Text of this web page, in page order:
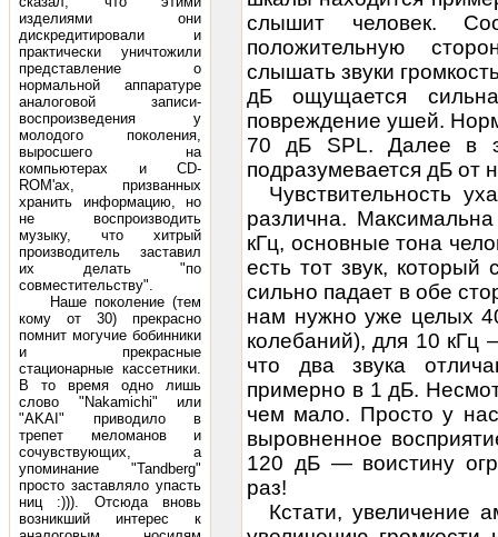
изделиями они
дискредитировали и
практически уничтожили
представление о
нормальной аппаратуре
аналоговой записи-
воспроизведения у
молодого поколения,
выросшего на
компьютерах и CD-
ROM'ах, призванных
хранить информацию, но
не воспроизводить
музыку, что хитрый
производитель заставил
их делать "по
совместительству".
Наше поколение (тем
кому от 30) прекрасно
помнит могучие бобинники
и прекрасные
стационарные кассетники.
В то время одно лишь
слово "Nakamichi" или
"AKAI" приводило в
трепет меломанов и
сочувствующих, а
упоминание "Tandberg"
просто заставляло упасть
ниц :))). Отсюда вновь
возникший интерес к
слышит человек.
положительную
слышать звуки
дБ ощущается
повреждение ушей.
70 дБ SPL. Далее в
подразумевается дБ от
Чувствительность
различна.
кГц, основные тона
есть тот звук,
сильно падает в обе
нам нужно уже целых
колебаний), для 10
что два звука
примерно в 1 дБ.
чем мало. Просто у
выровненное
120 дБ — воистину
раз!
Кстати, увеличение